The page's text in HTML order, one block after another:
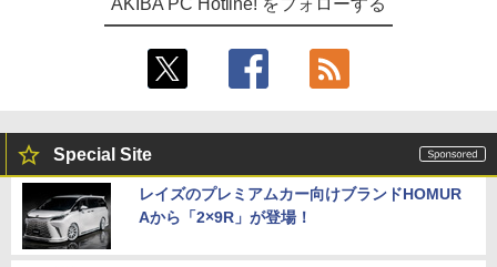
AKIBA PC Hotline! をフォローする
Special Site
レイズのプレミアムカー向けブランドHOMUR
Aから「2×9R」が登場！